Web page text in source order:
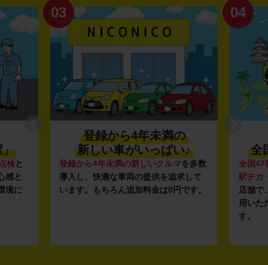
」
検と
感と
境に
03
登録から4年未満の
新しい車がいっぱい♪
登録から4年未満の新しいクルマを多数
導入し、快適な車両の提供を追求して
います。もちろん追加料金は0円です。
04
全
全国47
駅チカ
店舗で
用いた
す。